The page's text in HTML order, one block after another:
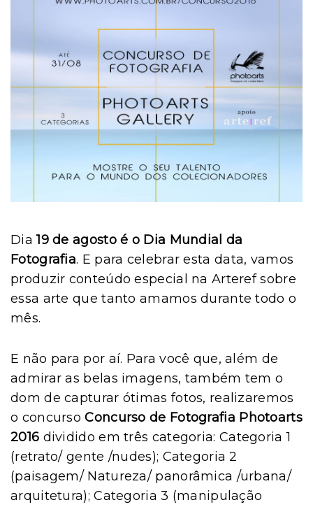
Dia19 de agosto é o Dia Mundial da
Fotografia. E para celebrar esta data, vamos
produzir conteúdo especial na Arteref sobre
essa arte que tanto amamos durante todo o
mês.
E não para por aí. Para você que, além de
admirar as belas imagens, também tem o
dom de capturar ótimas fotos, realizaremos
o concursoConcurso de Fotografia Photoarts
2016 dividido em três categoria: Categoria 1
(retrato/ gente /nudes); Categoria 2
(paisagem/ Natureza/ panorâmica /urbana/
arquitetura); Categoria 3 (manipulação